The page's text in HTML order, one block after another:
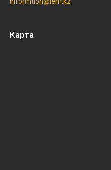
Карта